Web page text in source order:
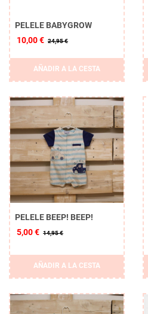
PELELE BABYGROW
10,00 € 24,95 €
AÑADIR A LA CESTA
PELELE BEEP! BEEP!
5,00 € 14,95 €
AÑADIR A LA CESTA